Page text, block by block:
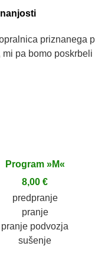
priznanega
pa bomo
Program »M«
8,00 €
predpranje
pranje
pranje podvozja
sušenje